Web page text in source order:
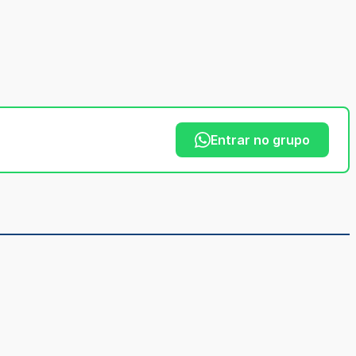
Entrar no grupo